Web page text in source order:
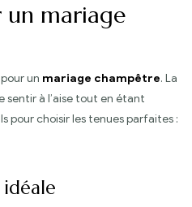
un mariage
un mariage champêtre. La
sentir à l’aise tout en étant
pour choisir les tenues parfaites :